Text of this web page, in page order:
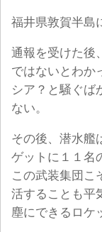
福井県敦賀半島
通報を受けた後
ではないとわか
シア？と騒ぐば
ない。
その後、潜水艦
ゲットに１１名
この武装集団こ
活することも平
塵にできるロケ